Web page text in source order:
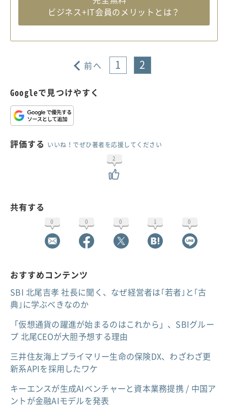
ビジネス+IT会員のメリットとは？
前へ 1 2
Googleで見つけやすく
評価する いいね！でぜひ著者を応援してください
2
共有する
0 0 0 1 0
おすすめコンテンツ
SBI 北尾吉孝 社長に聞く、なぜ経営者は｢若者｣と｢古
典｣に学ぶべきなのか
「仮想通貨の躍進が始まるのはこれから」、SBIグルー
プ 北尾CEOが大胆予想する理由
三井住友海上プライマリー生命の保険DX、わざわざ更
新系APIを採用したワケ
キーエンスが生成AIベンチャーと資本業務提携 / 中国ア
ントが金融AIモデルを発表